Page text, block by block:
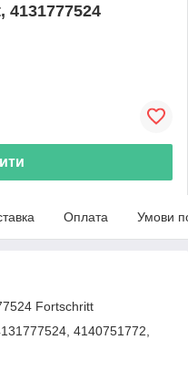
4131777524
Оплата Умови
Fortschritt
4140751772,